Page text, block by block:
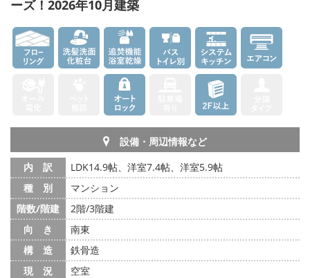
ーズ！2026年10月建築
設備・周辺情報など
内 訳
LDK14.9帖、洋室7.4帖、洋室5.9帖
種 別
マンション
階数/階建
2階/3階建
向 き
南東
構 造
鉄骨造
現 況
空室